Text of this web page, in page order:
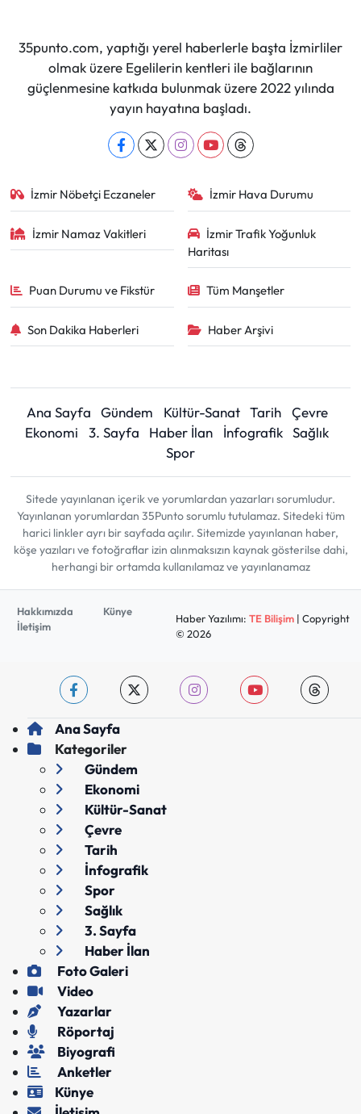
35punto.com, yaptığı yerel haberlerle başta İzmirliler
olmak üzere Egelilerin kentleri ile bağlarının
güçlenmesine katkıda bulunmak üzere 2022 yılında
yayın hayatına başladı.
İzmir Nöbetçi Eczaneler İzmir Hava Durumu
İzmir Namaz Vakitleri
İzmir Trafik Yoğunluk
Haritası
Puan Durumu ve Fikstür Tüm Manşetler
Son Dakika Haberleri Haber Arşivi
Ana Sayfa Gündem Kültür-Sanat Tarih
Çevre
Ekonomi
3. Sayfa Haber İlan İnfografik Sağlık
Spor
Sitede yayınlanan içerik ve yorumlardan yazarları sorumludur.
Yayınlanan yorumlardan 35Punto sorumlu tutulamaz. Sitedeki tüm
harici linkler ayrı bir sayfada açılır. Sitemizde yayınlanan haber,
köşe yazıları ve fotoğraflar izin alınmaksızın kaynak gösterilse dahi,
herhangi bir ortamda kullanılamaz ve yayınlanamaz
Hakkımızda
Künye
İletişim
Haber Yazılımı: TE Bilişim| Copyright
© 2026
Ana Sayfa
Kategoriler
Gündem
Ekonomi
Kültür-Sanat
Çevre
Tarih
İnfografik
Spor
Sağlık
3. Sayfa
Haber İlan
Foto Galeri
Video
Yazarlar
Röportaj
Biyografi
Anketler
Künye